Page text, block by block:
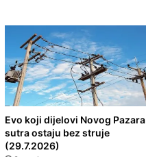
Evo koji dijelovi Novog Pazara
sutra ostaju bez struje
(29.7.2026)